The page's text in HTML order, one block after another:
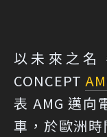
以未來之名
CONCEPT
表 AMG 邁向
車，於歐洲